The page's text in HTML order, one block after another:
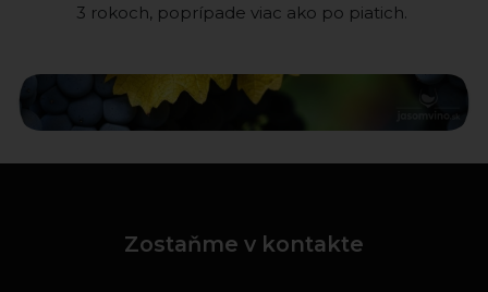
3 rokoch, poprípade viac ako po piatich.
Zostaňme v kontakte